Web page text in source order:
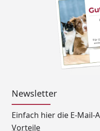
Newsletter
Einfach hier die E-
Vorteile